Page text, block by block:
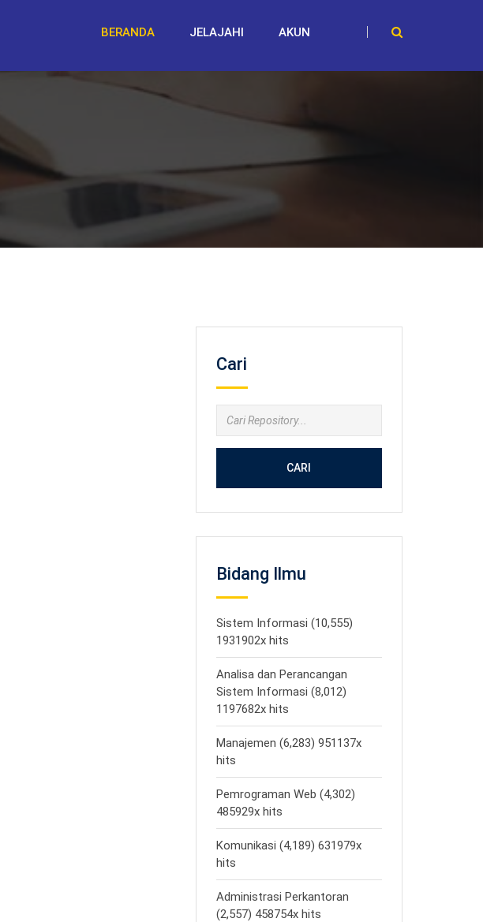
BERANDA JELAJAHI AKUN
Cari
CARI
Bidang Ilmu
Sistem Informasi (10,555)
1931902x hits
Analisa dan Perancangan
Sistem Informasi (8,012)
1197682x hits
Manajemen (6,283) 951137x
hits
Pemrograman Web (4,302)
485929x hits
Komunikasi (4,189) 631979x
hits
Administrasi Perkantoran
(2,557) 458754x hits